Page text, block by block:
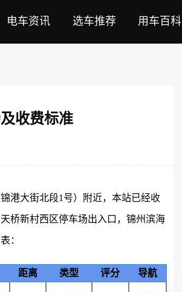
电车资讯 选车推荐 用车百科
收费标准
港大街北段1号）附近，本站已经收
桥新村西区停车场出入口，锦州滨海
：
距离 类型 评分 导航